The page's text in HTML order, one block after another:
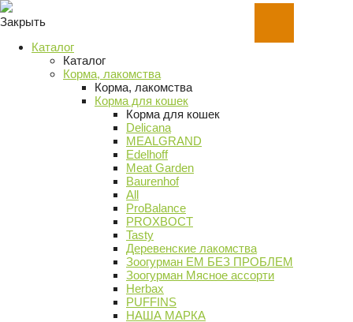
Закрыть
Каталог
Каталог
Корма, лакомства
Корма, лакомства
Корма для кошек
Корма для кошек
Delicana
MEALGRAND
Edelhoff
Meat Garden
Baurenhof
All
ProBalance
PROХВОСТ
Tasty
Деревенские лакомства
Зоогурман ЕМ БЕЗ ПРОБЛЕМ
Зоогурман Мясное ассорти
Herbax
PUFFINS
НАША МАРКА